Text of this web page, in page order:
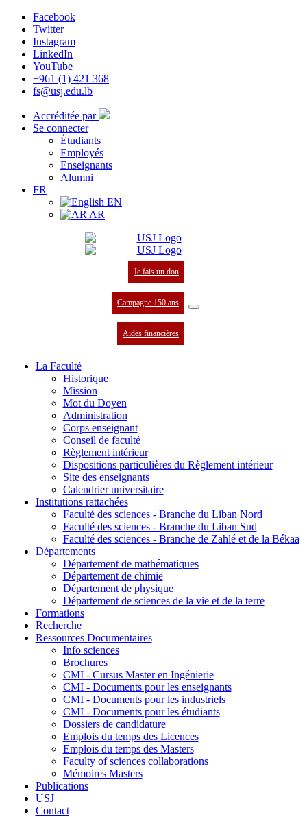
Facebook
Twitter
Instagram
LinkedIn
YouTube
+961 (1) 421 368
fs@usj.edu.lb
Accréditée par
Se connecter
Étudiants
Employés
Enseignants
Alumni
FR
EN
AR
Je fais un don
Campagne 150 ans
Aides financières
La Faculté
Historique
Mission
Mot du Doyen
Administration
Corps enseignant
Conseil de faculté
Règlement intérieur
Dispositions particulières du Règlement intérieur
Site des enseignants
Calendrier universitaire
Institutions rattachées
Faculté des sciences - Branche du Liban Nord
Faculté des sciences - Branche du Liban Sud
Faculté des sciences - Branche de Zahlé et de la Békaa
Départements
Département de mathématiques
Département de chimie
Département de physique
Département de sciences de la vie et de la terre
Formations
Recherche
Ressources Documentaires
Info sciences
Brochures
CMI - Cursus Master en Ingénierie
CMI - Documents pour les enseignants
CMI - Documents pour les industriels
CMI - Documents pour les étudiants
Dossiers de candidature
Emplois du temps des Licences
Emplois du temps des Masters
Faculty of sciences collaborations
Mémoires Masters
Publications
USJ
Contact